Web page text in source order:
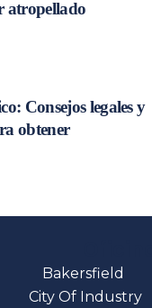
atropellado
Consejos legales y
obtener
Bakersfield
City Of Industry